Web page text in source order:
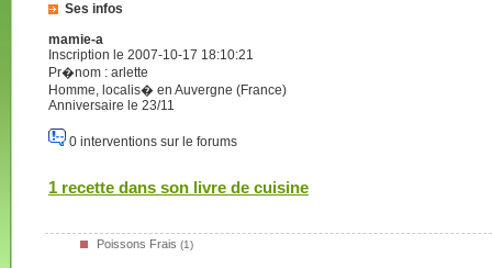
Ses infos
mamie-a
Inscription le 2007-10-17 18:10:21
Pr�nom : arlette
Homme, localis� en Auvergne (France)
Anniversaire le 23/11
0 interventions sur le forums
1 recette dans son livre de cuisine
Poissons Frais (1)